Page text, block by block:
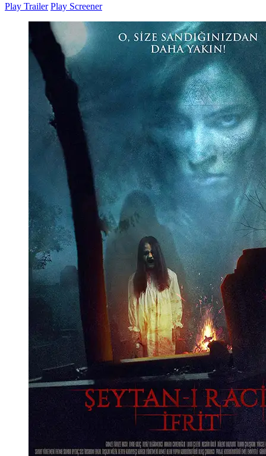
Play Trailer Play Screener